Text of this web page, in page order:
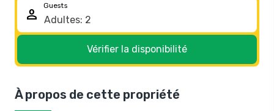
person
Guests
Vérifier la disponibilité
À propos de cette propriété